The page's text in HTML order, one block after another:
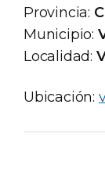
Provincia:
Municipio:
Localidad:
Ubicación: